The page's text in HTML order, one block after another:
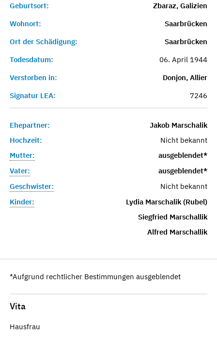
Geburtsort:
Zbaraz, Galizien
Wohnort:
Saarbrücken
Ort der Schädigung:
Saarbrücken
Todesdatum:
06. April 1944
Verstorben in:
Donjon, Allier
Signatur LEA:
7246
Ehepartner:
Jakob Marschalik
Hochzeit:
Nicht bekannt
Mutter:
ausgeblendet*
Vater:
ausgeblendet*
Geschwister:
Nicht bekannt
Kinder:
Lydia Marschalik (Rubel)
Siegfried Marschallik
Alfred Marschallik
*Aufgrund rechtlicher Bestimmungen ausgeblendet
Vita
Hausfrau